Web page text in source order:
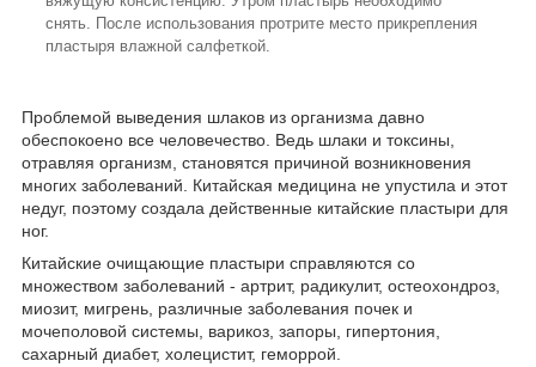
снять. После использования протрите место прикрепления
пластыря влажной салфеткой.
Проблемой выведения шлаков из организма давно
обеспокоено все человечество. Ведь шлаки и токсины,
отравляя организм, становятся причиной возникновения
многих заболеваний. Китайская медицина не упустила и этот
недуг, поэтому создала действенные китайские пластыри для
ног.
Китайские очищающие пластыри справляются со
множеством заболеваний - артрит, радикулит, остеохондроз,
миозит, мигрень, различные заболевания почек и
мочеполовой системы, варикоз, запоры, гипертония,
сахарный диабет, холецистит, геморрой.